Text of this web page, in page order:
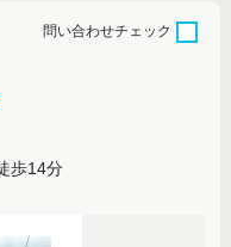
歩14分
問い合わせチェック